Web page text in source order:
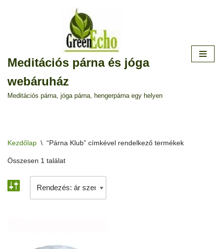
Meditációs párna és jóga
webáruház
Meditációs párna, jóga párna, hengerpárna egy helyen
Kezdőlap \ “Párna Klub” címkével rendelkező termékek
Összesen 1 találat